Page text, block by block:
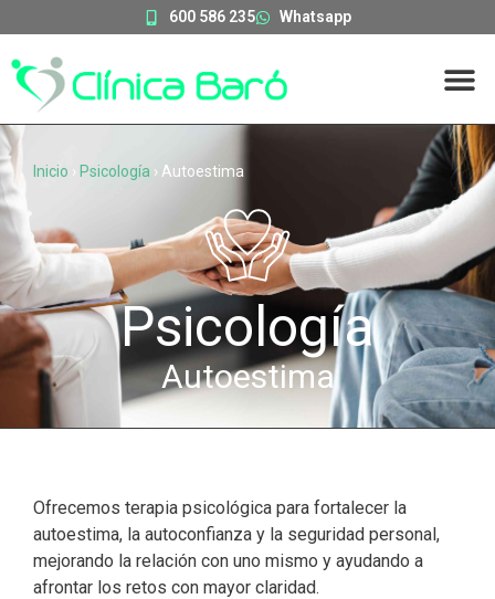
600 586 235 Whatsapp
Inicio › Psicología › Autoestima
Psicología
Autoestima
Ofrecemos terapia psicológica para fortalecer la
autoestima, la autoconfianza y la seguridad personal,
mejorando la relación con uno mismo y ayudando a
afrontar los retos con mayor claridad.